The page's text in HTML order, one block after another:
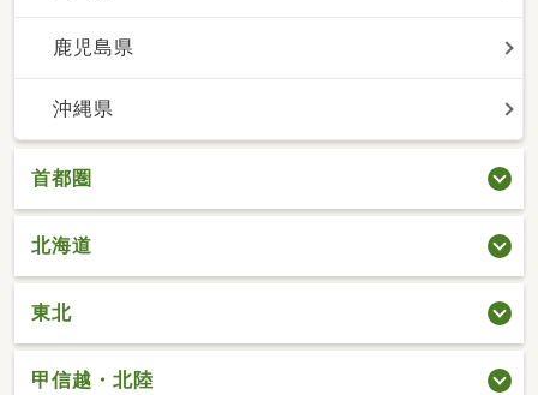
鹿児島県
沖縄県
首都圏
北海道
東北
甲信越・北陸